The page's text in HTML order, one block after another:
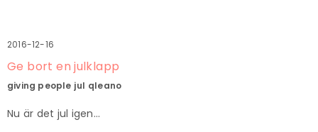
2016-12-16
Ge bort en julklapp
giving people jul qleano
Nu är det jul igen…